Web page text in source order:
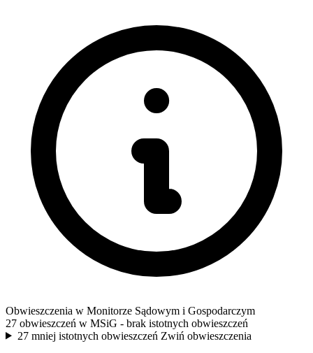
Obwieszczenia w Monitorze Sądowym i Gospodarczym
27 obwieszczeń w MSiG - brak istotnych obwieszczeń
27 mniej istotnych obwieszczeń Zwiń obwieszczenia